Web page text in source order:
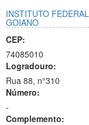
INSTITUTO
GOIANO
CEP:
74085010
Logradouro:
Rua 88, n°310
Número:
-
Complemento: